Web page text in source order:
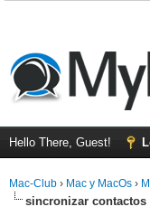
Hello There, Guest!
Mac-Club › Mac y MacOs ›
sincronizar contactos